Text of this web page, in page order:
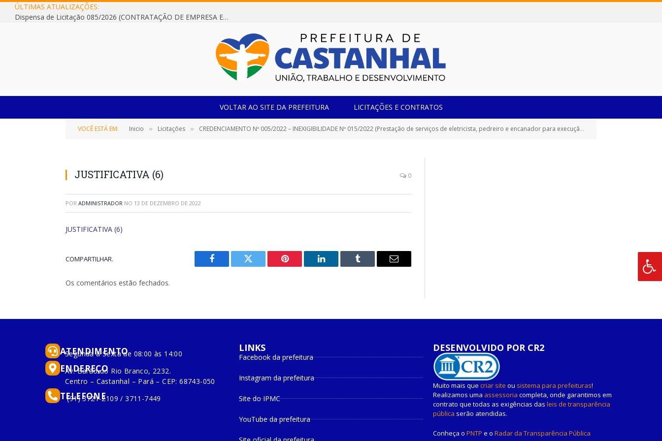
ÚLTIMAS ATUALIZAÇÕES:
Dispensa de Licitação 085/2026 (CONTRATAÇÃO DE EMPRESA ESPECIALIZADA NA FABRICAÇÃO DE MÓVEIS SOB MEDIDA COM ESTRUTURA METÁLICA EM METALON PARA ATENDIMENTO DAS NECESSIDADES DA SALA SIMOV DA EMEF MADRE MARIA VIGANÓ)
VOLTAR AO SITE DA PREFEITURA LICITAÇÕES E CONTRATOS
VOCÊ ESTÁ EM: Inicio » Licitações » CREDENCIAMENTO Nº 005/2022 – INEXIGIBILIDADE Nº 015/2022 (Prestação de serviços de eletricista, pedreiro e encanador para execução de serviços em geral)
JUSTIFICATIVA (6) 0
POR ADMINISTRADOR NO 13 DE DEZEMBRO DE 2022
JUSTIFICATIVA (6)
COMPARTILHAR.
Facebook Twitter Pinterest
O
Tumblr
E-
Os comentários estão fechados.
ATENDIMENTO
Segunda à Sexta de 08:00 às 14:00
ENDEREÇO
Av. Barão do Rio Branco, 2232.
Centro – Castanhal – Pará – CEP: 68743-050
TELEFONE
(91) 3721-2109 / 3711-7449
LINKS
Facebook da prefeitura
Instagram da prefeitura
Site do IPMC
YouTube da prefeitura
DESENVOLVIDO POR CR2
Muito mais que criar site ou sistema para prefeituras!
Realizamos uma assessoria completa, onde garantimos em
contrato que todas as exigências das leis de transparência
pública serão atendidas.
Conheça o PNTP e o Radar da Transparência Pública